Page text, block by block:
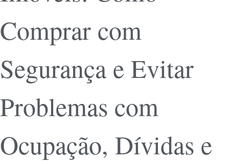
Comprar com
Segurança e Evitar
Problemas com
Ocupação, Dívidas e